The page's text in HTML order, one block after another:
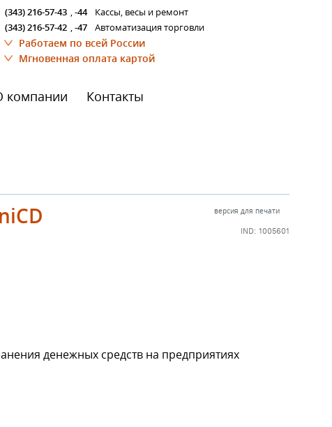
(343) 216-57-43 ,-44
Кассы, весы и ремонт
(343) 216-57-42 ,-47 Автоматизация торговли
Работаем по всей России
Мгновенная оплата картой
компании Контакты
версия для печати
IND: 1005601
денежных средств на предприятиях